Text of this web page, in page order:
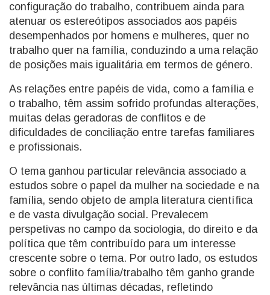
configuração do trabalho, contribuem ainda para
atenuar os estereótipos associados aos papéis
desempenhados por homens e mulheres, quer no
trabalho quer na família, conduzindo a uma relação
de posições mais igualitária em termos de género.
As relações entre papéis de vida, como a família e
o trabalho, têm assim sofrido profundas alterações,
muitas delas geradoras de conflitos e de
dificuldades de conciliação entre tarefas familiares
e profissionais.
O tema ganhou particular relevância associado a
estudos sobre o papel da mulher na sociedade e na
família, sendo objeto de ampla literatura científica
e de vasta divulgação social. Prevalecem
perspetivas no campo da sociologia, do direito e da
política que têm contribuído para um interesse
crescente sobre o tema. Por outro lado, os estudos
sobre o conflito família/trabalho têm ganho grande
relevância nas últimas décadas, refletindo